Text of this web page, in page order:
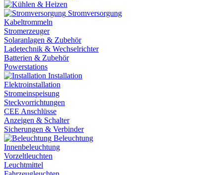
Stromversorgung
Kabeltrommeln
Stromerzeuger
Solaranlagen & Zubehör
Ladetechnik & Wechselrichter
Batterien & Zubehör
Powerstations
Installation
Elektroinstallation
Stromeinspeisung
Steckvorrichtungen
CEE Anschlüsse
Anzeigen & Schalter
Sicherungen & Verbinder
Beleuchtung
Innenbeleuchtung
Vorzeltleuchten
Leuchtmittel